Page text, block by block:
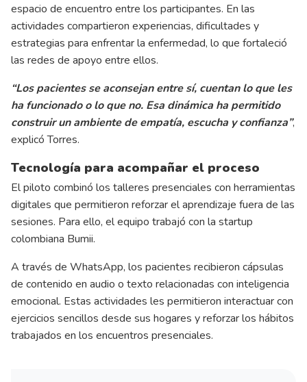
espacio de encuentro entre los participantes. En las
actividades compartieron experiencias, dificultades y
estrategias para enfrentar la enfermedad, lo que fortaleció
las redes de apoyo entre ellos.
“Los pacientes se aconsejan entre sí, cuentan lo que les
ha funcionado o lo que no. Esa dinámica ha permitido
construir un ambiente de empatía, escucha y confianza”,
explicó Torres.
Tecnología para acompañar el proceso
El piloto combinó los talleres presenciales con herramientas
digitales que permitieron reforzar el aprendizaje fuera de las
sesiones. Para ello, el equipo trabajó con la startup
colombiana Bumii.
A través de WhatsApp, los pacientes recibieron cápsulas
de contenido en audio o texto relacionadas con inteligencia
emocional. Estas actividades les permitieron interactuar con
ejercicios sencillos desde sus hogares y reforzar los hábitos
trabajados en los encuentros presenciales.